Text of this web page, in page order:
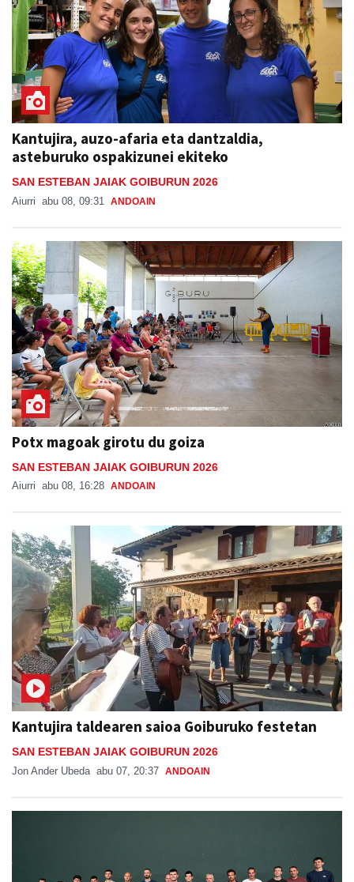
Kantujira, auzo-afaria eta dantzaldia,
asteburuko ospakizunei ekiteko
SAN ESTEBAN JAIAK GOIBURUN 2026
Aiurri abu 08, 09:31 ANDOAIN
Potx magoak girotu du goiza
SAN ESTEBAN JAIAK GOIBURUN 2026
Aiurri abu 08, 16:28 ANDOAIN
Kantujira taldearen saioa Goiburuko festetan
SAN ESTEBAN JAIAK GOIBURUN 2026
Jon Ander Ubeda abu 07, 20:37 ANDOAIN